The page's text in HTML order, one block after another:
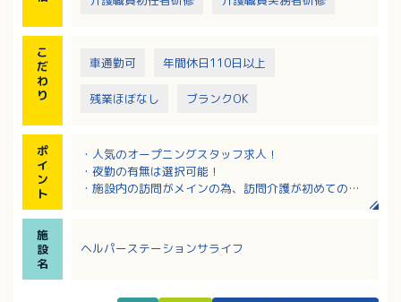
こ
だ
わ
り
車通勤可 年間休日110日以上
残業ほぼなし ブランクOK
ポ
イ
ン
ト
・人気のオープニングスタッフ求人！
・夜勤の有無は選択可能！
・施設内の訪問がメインの為、訪問介護が初めての方
施
設
名
ヘルパーステーションサライフ